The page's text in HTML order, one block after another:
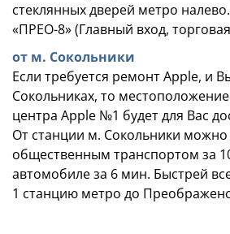
стеклянных дверей метро
«ПРЕО-8» (Главный вход,
от м. Сокольники
Если требуется ремонт Apple, и
Сокольниках, то
центра Apple №1 будет для Вас
От станции м. Сокольники можно
общественным транспортом за
автомобиле за 6 мин. Быстрей
1 станцию метро до